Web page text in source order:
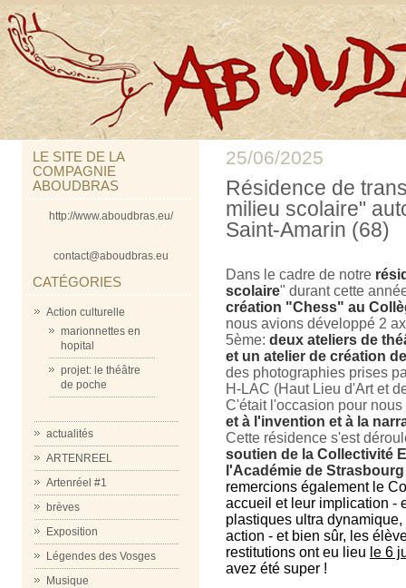
LE SITE DE LA
COMPAGNIE
ABOUDBRAS
http://www.aboudbras.eu/
contact@aboudbras.eu
CATÉGORIES
Action culturelle
marionnettes en
hopital
projet: le théâtre
de poche
actualités
ARTENREEL
Artenréel #1
brèves
Exposition
Légendes des Vosges
Musique
25/06/2025
Résidence de
milieu scolaire"
Saint-Amarin (68)
Dans le cadre de notre
scolaire" durant cette
création "Chess" au
nous avions développé 2
5ème: deux ateliers de
et un atelier de création
des photographies prises
H-LAC (Haut Lieu d'Art et
C'était l'occasion pour
et à l'invention et à la
Cette résidence s'est
soutien de la Collectivité
l'Académie de
remercions également le
accueil et leur implication -
plastiques ultra
action - et bien sûr, les
restitutions ont eu lieu le 6
avez été super !